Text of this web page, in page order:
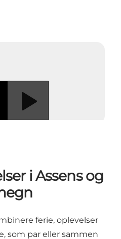
i Assens og
ferie, oplevelser
som par eller sammen